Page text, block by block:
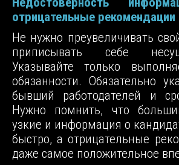
отрицательные рекомендации
Не нужно преувеличивать
приписывать себе
Указывайте только
обязанности. Обязательно
бывший работодателей и
Нужно помнить, что
узкие и информация о
быстро, а отрицательные
даже самое положительное